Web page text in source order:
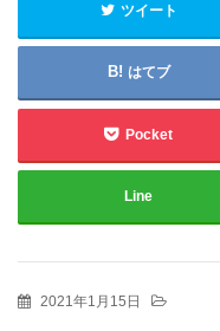
ツイート
はてブ
Pocket
Line
2021年1月15日